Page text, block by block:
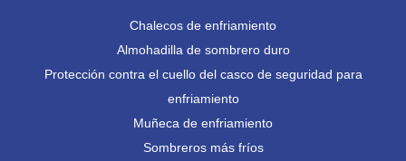
Chalecos de enfriamiento
Almohadilla de sombrero duro
Protección contra el cuello del casco de seguridad para
enfriamiento
Muñeca de enfriamiento
Sombreros más fríos